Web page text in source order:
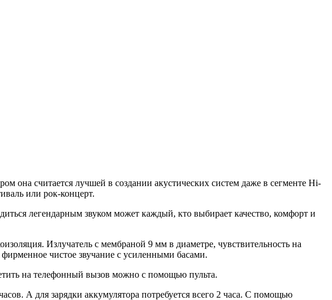
она считается лучшей в создании акустических систем даже в сегменте Hi-
или рок-концерт.
легендарным звуком может каждый, кто выбирает качество, комфорт и
Излучатель с мембраной 9 мм в диаметре, чувствительность на
чистое звучание с усиленными басами.
на телефонный вызов можно с помощью пульта.
А для зарядки аккумулятора потребуется всего 2 часа. С помощью